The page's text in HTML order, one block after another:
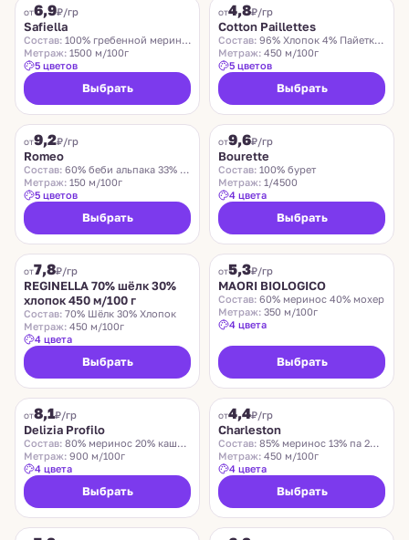
от6,9₽/гр
Safiella
Состав: 100% гребенной меринос
Метраж: 1500 м/100г
5 цветов
Выбрать
от4,8₽/гр
Cotton Paillettes
Состав: 96% Хлопок 4% Пайетки Полиэстер
Метраж: 450 м/100г
5 цветов
Выбрать
от9,2₽/гр
Romeo
Состав: 60% беби альпака 33% меринос 7% нейлон
Метраж: 150 м/100г
5 цветов
Выбрать
Хит
от9,6₽/гр
Bourette
Состав: 100% бурет
Метраж: 1/4500
4 цвета
Выбрать
от7,8₽/гр
REGINELLA 70% шёлк 30%
хлопок 450 м/100 г
Состав: 70% Шёлк 30% Хлопок
Метраж: 450 м/100г
4 цвета
Выбрать
от5,3₽/гр
MAORI BIOLOGICO
Состав: 60% меринос 40% мохер
Метраж: 350 м/100г
4 цвета
Выбрать
от8,1₽/гр
Delizia Profilo
Состав: 80% меринос 20% кашемир
Метраж: 900 м/100г
4 цвета
Выбрать
от4,4₽/гр
Charleston
Состав: 85% меринос 13% па 2% эластан
Метраж: 450 м/100г
4 цвета
Выбрать